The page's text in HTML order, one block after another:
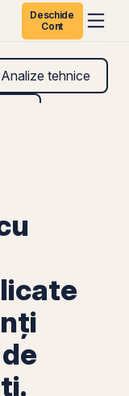
Deschide
Cont
Analize tehnice